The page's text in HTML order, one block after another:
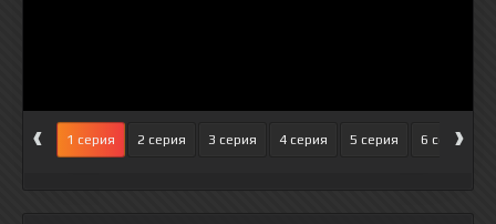
‹ 1 серия 2 серия 3 серия 4 серия 5 серия 6 серия
›